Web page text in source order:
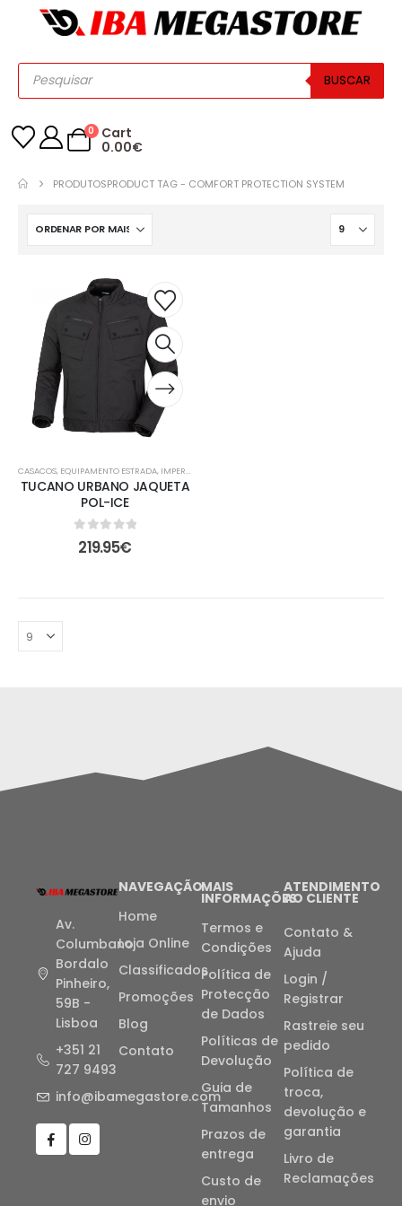
BUSCAR
0
Cart
0.00€
PRODUTOSPRODUCT TAG - COMFORT PROTECTION SYSTEM
CASACOS, EQUIPAMENTO ESTRADA, IMPERMEÁVEIS
TUCANO URBANO JAQUETA
POL-ICE
0out of 5
219.95€
Av.
Columbano
Bordalo
Pinheiro,
59B -
Lisboa
+351 21
727 9493
info@ibamegastore.com
NAVEGAÇÃO
Home
Loja Online
Classificados
Promoções
Blog
Contato
MAIS
INFORMAÇÕES
Termos e
Condições
Política de
Protecção
de Dados
Políticas de
Devolução
Guia de
Tamanhos
Prazos de
entrega
Custo de
envio
ATENDIMENTO
AO CLIENTE
Contato &
Ajuda
Login /
Registrar
Rastreie seu
pedido
Política de
troca,
devolução e
garantia
Livro de
Reclamações